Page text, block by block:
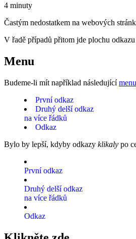
4 minuty
Častým nedostatkem na webových
V řadě případů přitom jde plochu
Menu
Budeme-li mít například následujícímenu
První odkaz
Druhý delší odkaz
na více řádků
Odkaz
Bylo by lepší, kdyby odkazy klikaly po
První odkaz
Druhý delší odkaz
na více řádků
Odkaz